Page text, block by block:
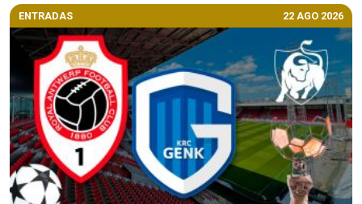
ENTRADAS 22 AGO 2026